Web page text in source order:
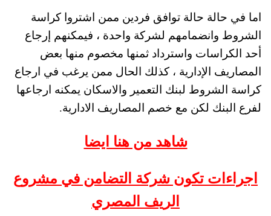
اما في حالة حالة توافق فردين ممن اشتروا كراسة
الشروط وانضمامهم لشركة واحدة ، فيمكنهم إرجاع
أحد الكراسات واسترداد ثمنها مخصوم منها بعض
المصاريف الإدارية ، كذلك الحال ممن يرغب في ارجاع
كراسة الشروط لبنك التعمير والاسكان يمكنه ارجاعها
لفرع البنك لكن مع خصم المصاريف الادارية.
شاهد من هنا ايضا
اجراءات تكون شركة التضامن في مشروع
الريف المصري